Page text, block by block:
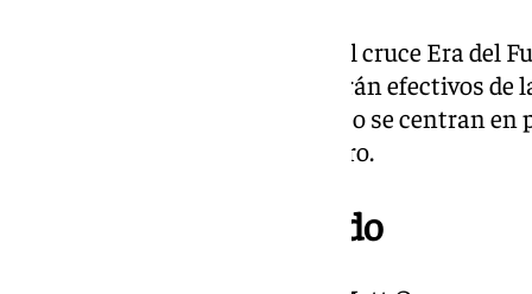
El punto de encuentro ha sido el cruce Era del
las 9:00 horas, donde participarán efectivos de
Bomberos. Las labores de rastreo se centran
que ayuden a dar con su paradero.
Un terreno complicado